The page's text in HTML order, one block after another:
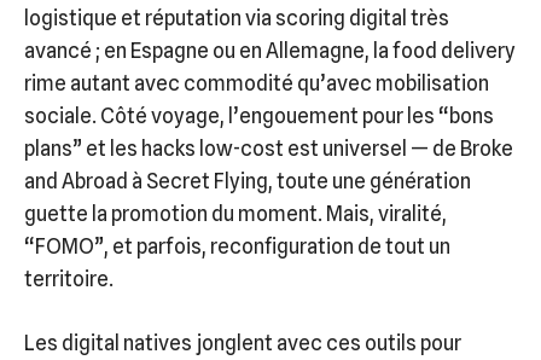
logistique et réputation via scoring digital très
avancé ; en Espagne ou en Allemagne, la food delivery
rime autant avec commodité qu’avec mobilisation
sociale. Côté voyage, l’engouement pour les “bons
plans” et les hacks low-cost est universel — de Broke
and Abroad à Secret Flying, toute une génération
guette la promotion du moment. Mais, viralité,
“FOMO”, et parfois, reconfiguration de tout un
territoire.
Les digital natives jonglent avec ces outils pour